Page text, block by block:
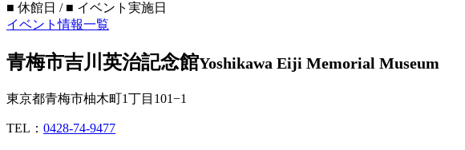
■ 休館日 / ■ イベント実施日
イベント情報一覧
青梅市吉川英治記念館Yoshikawa Eiji Memorial Museum
東京都青梅市柚木町1丁目101−1
TEL： 0428-74-9477